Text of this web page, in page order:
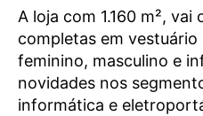
A loja com 1.160 m²,
completas em
feminino, masculino e
novidades nos
informática e